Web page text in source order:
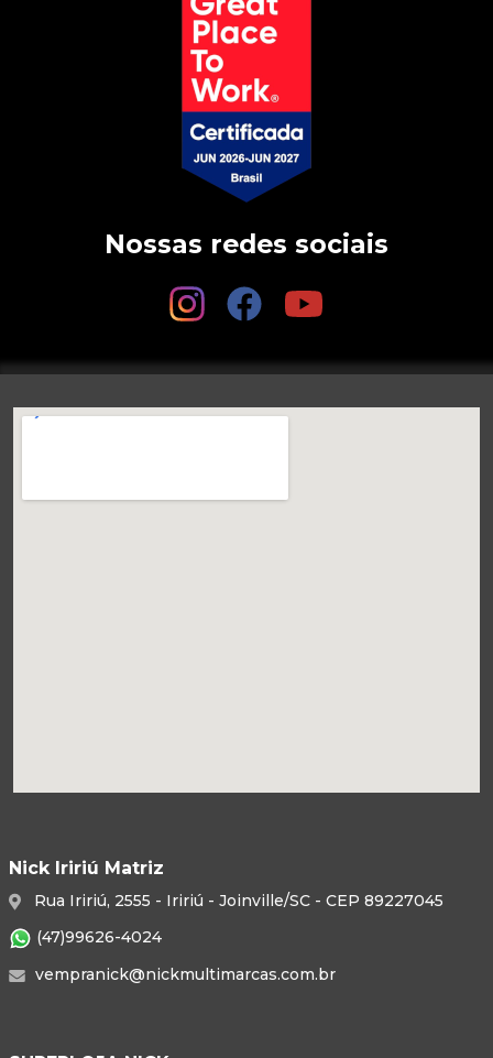
Nossas redes sociais
Nick Iririú Matriz
Rua Iririú, 2555 - Iririú - Joinville/SC - CEP 89227045
(47)99626-4024
vempranick@nickmultimarcas.com.br